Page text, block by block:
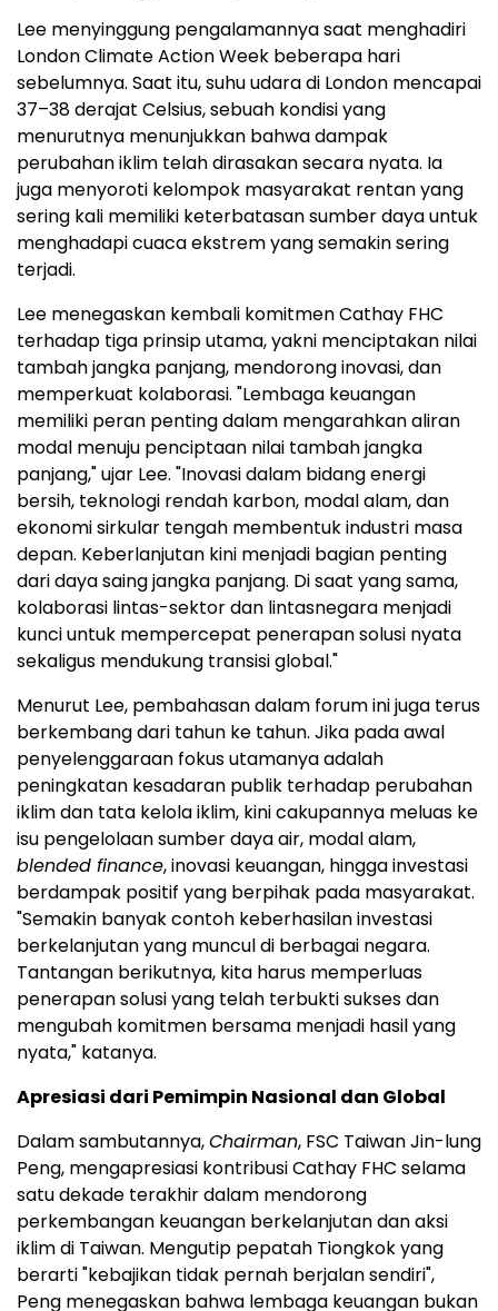
Lee menyinggung pengalamannya saat menghadiri
London Climate Action Week beberapa hari
sebelumnya. Saat itu, suhu udara di London mencapai
37–38 derajat Celsius, sebuah kondisi yang
menurutnya menunjukkan bahwa dampak
perubahan iklim telah dirasakan secara nyata. Ia
juga menyoroti kelompok masyarakat rentan yang
sering kali memiliki keterbatasan sumber daya untuk
menghadapi cuaca ekstrem yang semakin sering
terjadi.
Lee menegaskan kembali komitmen Cathay FHC
terhadap tiga prinsip utama, yakni menciptakan nilai
tambah jangka panjang, mendorong inovasi, dan
memperkuat kolaborasi. "Lembaga keuangan
memiliki peran penting dalam mengarahkan aliran
modal menuju penciptaan nilai tambah jangka
panjang," ujar Lee. "Inovasi dalam bidang energi
bersih, teknologi rendah karbon, modal alam, dan
ekonomi sirkular tengah membentuk industri masa
depan. Keberlanjutan kini menjadi bagian penting
dari daya saing jangka panjang. Di saat yang sama,
kolaborasi lintas-sektor dan lintasnegara menjadi
kunci untuk mempercepat penerapan solusi nyata
sekaligus mendukung transisi global."
Menurut Lee, pembahasan dalam forum ini juga terus
berkembang dari tahun ke tahun. Jika pada awal
penyelenggaraan fokus utamanya adalah
peningkatan kesadaran publik terhadap perubahan
iklim dan tata kelola iklim, kini cakupannya meluas ke
isu pengelolaan sumber daya air, modal alam,
blended finance, inovasi keuangan, hingga investasi
berdampak positif yang berpihak pada masyarakat.
"Semakin banyak contoh keberhasilan investasi
berkelanjutan yang muncul di berbagai negara.
Tantangan berikutnya, kita harus memperluas
penerapan solusi yang telah terbukti sukses dan
mengubah komitmen bersama menjadi hasil yang
nyata," katanya.
Apresiasi dari Pemimpin Nasional dan Global
Dalam sambutannya,Chairman, FSC Taiwan Jin-lung
Peng, mengapresiasi kontribusi Cathay FHC selama
satu dekade terakhir dalam mendorong
perkembangan keuangan berkelanjutan dan aksi
iklim di Taiwan. Mengutip pepatah Tiongkok yang
berarti "kebajikan tidak pernah berjalan sendiri",
Peng menegaskan bahwa lembaga keuangan bukan